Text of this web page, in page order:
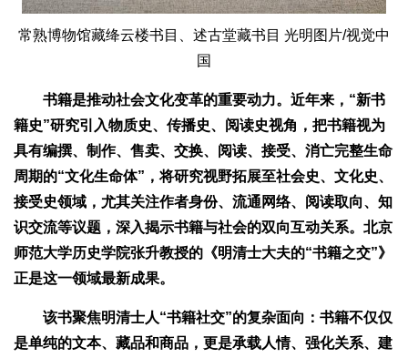
常熟博物馆藏绛云楼书目、述古堂藏书目 光明图片/视觉中
国
书籍是推动社会文化变革的重要动力。近年来，“新书
籍史”研究引入物质史、传播史、阅读史视角，把书籍视为
具有编撰、制作、售卖、交换、阅读、接受、消亡完整生命
周期的“文化生命体”，将研究视野拓展至社会史、文化史、
接受史领域，尤其关注作者身份、流通网络、阅读取向、知
识交流等议题，深入揭示书籍与社会的双向互动关系。北京
师范大学历史学院张升教授的《明清士大夫的“书籍之交”》
正是这一领域最新成果。
该书聚焦明清士人“书籍社交”的复杂面向：书籍不仅仅
是单纯的文本、藏品和商品，更是承载人情、强化关系、建